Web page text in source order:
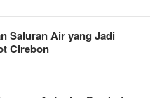
Saluran Air yang Jadi
Cirebon